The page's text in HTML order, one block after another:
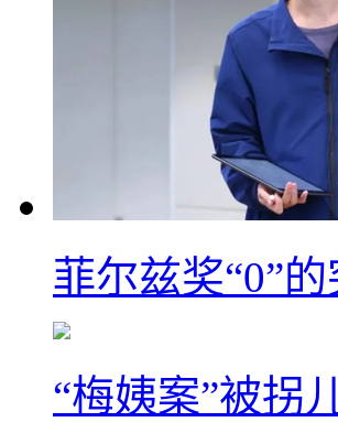
菲尔兹奖“0”
“梅姨案”被拐